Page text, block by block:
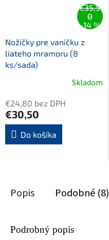
€35,5
0
–14 %
Nožičky pre vaničku z
liateho mramoru (8
ks/sada)
Skladom
€24,80 bez DPH
€30,50
Do košíka
Popis Podobné (8)
Podrobný popis